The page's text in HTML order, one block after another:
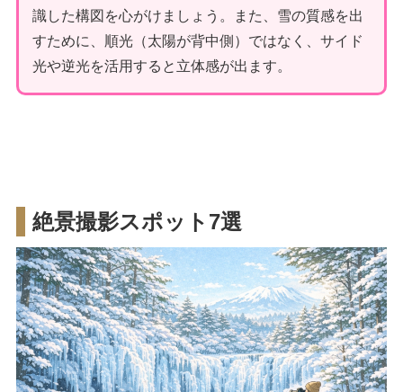
識した構図を心がけましょう。また、雪の質感を出
すために、順光（太陽が背中側）ではなく、サイド
光や逆光を活用すると立体感が出ます。
絶景撮影スポット7選